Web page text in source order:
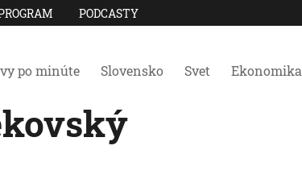
PODCASTY
po minúte Slovensko Svet Ekonomika